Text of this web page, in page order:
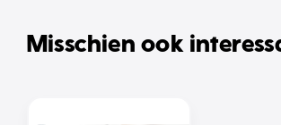
Misschien ook